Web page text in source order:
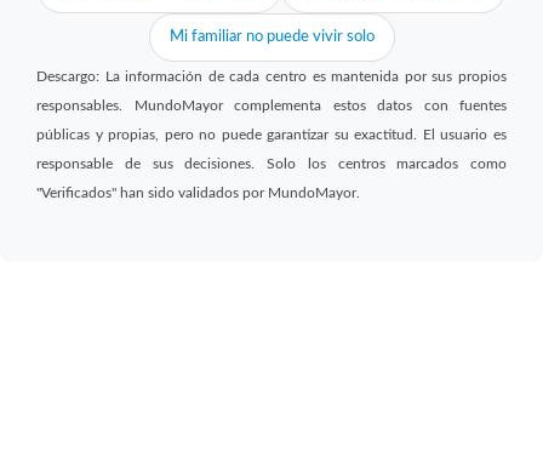
Mi familiar no puede vivir solo
Descargo: La información de cada centro es mantenida por sus propios
responsables. MundoMayor complementa estos datos con fuentes
públicas y propias, pero no puede garantizar su exactitud. El usuario es
responsable de sus decisiones. Solo los centros marcados como
"Verificados" han sido validados por MundoMayor.